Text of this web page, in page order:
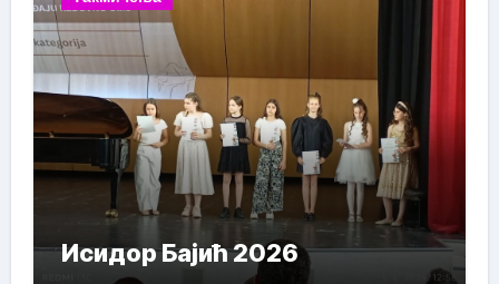
Исидор Бајић 2026